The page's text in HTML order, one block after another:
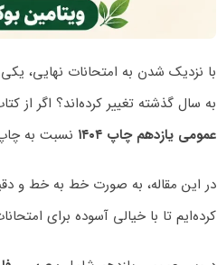
با نزدیک شدن به امتحانات نهایی،
به سال گذشته تغییر کرده‌اند؟ اگر از
عمومی یازدهم چاپ ۱۴۰۴
نسبت به چاپ ۱۴۰۳ برای موفقیت در امتحانات نهایی
در این مقاله، به صورت خط به خط و
کرده‌ایم تا با خیالی آسوده برای